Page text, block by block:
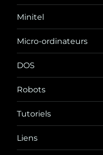
Minitel
Micro-ordinateurs
DOS
Robots
Tutoriels
Liens